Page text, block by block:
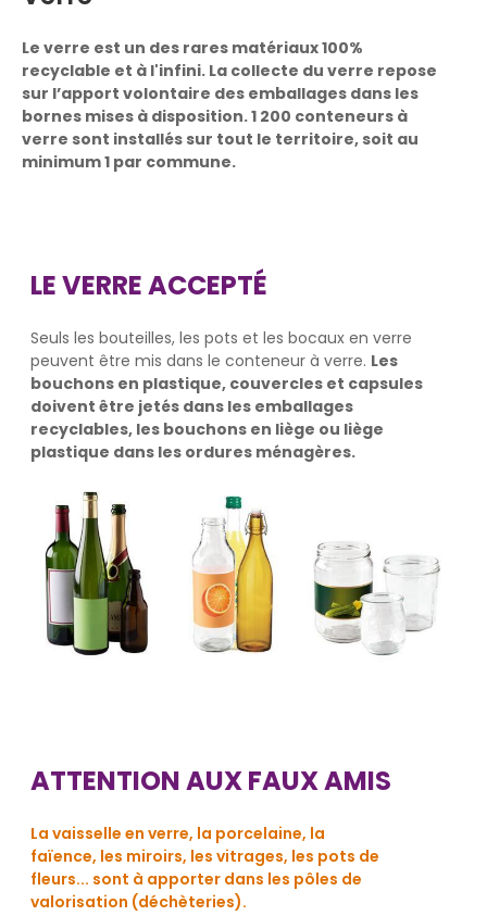
Le verre est un des rares matériaux 100%
recyclable et à l'infini. La collecte du verre repose
sur l’apport volontaire des emballages dans les
bornes mises à disposition. 1 200 conteneurs à
verre sont installés sur tout le territoire, soit au
minimum 1 par commune.
LE VERRE ACCEPTÉ
Seuls les bouteilles, les pots et les bocaux en verre
peuvent être mis dans le conteneur à verre. Les
bouchons en plastique, couvercles et capsules
doivent être jetés dans les emballages
recyclables, les bouchons en liège ou liège
plastique dans les ordures ménagères.
ATTENTION AUX FAUX AMIS
La vaisselle en verre, la porcelaine, la
faïence, les miroirs, les vitrages, les pots de
fleurs... sont à apporter dans les pôles de
valorisation (déchèteries).